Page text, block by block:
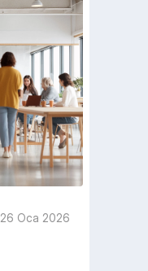
26 Oca 2026